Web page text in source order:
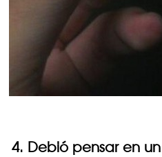
4. Debió pensar en